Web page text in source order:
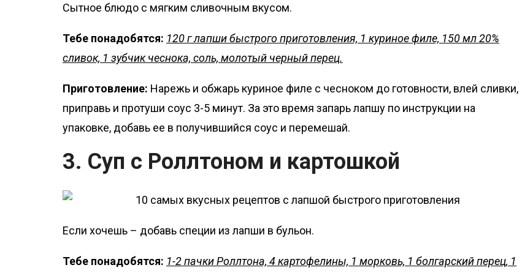
Сытное блюдо с мягким сливочным вкусом.
Тебе понадобятся: 120 г лапши быстрого приготовления, 1 куриное филе, 150 мл 20%
сливок, 1 зубчик чеснока, соль, молотый черный перец.
Приготовление: Нарежь и обжарь куриное филе с чесноком до готовности, влей сливки,
приправь и протуши соус 3-5 минут. За это время запарь лапшу по инструкции на
упаковке, добавь ее в получившийся соус и перемешай.
3. Суп с Роллтоном и картошкой
Если хочешь – добавь специи из лапши в бульон.
Тебе понадобятся: 1-2 пачки Роллтона, 4 картофелины, 1 морковь, 1 болгарский перец, 1